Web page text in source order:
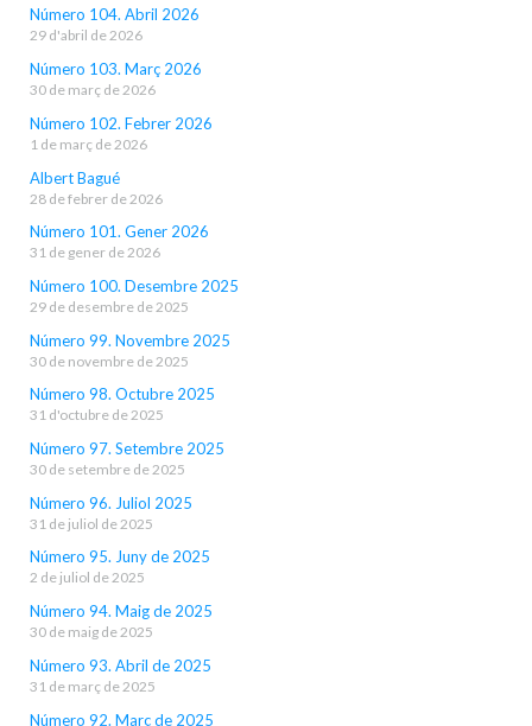
Número 104. Abril 2026
29 d'abril de 2026
Número 103. Març 2026
30 de març de 2026
Número 102. Febrer 2026
1 de març de 2026
Albert Bagué
28 de febrer de 2026
Número 101. Gener 2026
31 de gener de 2026
Número 100. Desembre 2025
29 de desembre de 2025
Número 99. Novembre 2025
30 de novembre de 2025
Número 98. Octubre 2025
31 d'octubre de 2025
Número 97. Setembre 2025
30 de setembre de 2025
Número 96. Juliol 2025
31 de juliol de 2025
Número 95. Juny de 2025
2 de juliol de 2025
Número 94. Maig de 2025
30 de maig de 2025
Número 93. Abril de 2025
31 de març de 2025
Número 92. Març de 2025